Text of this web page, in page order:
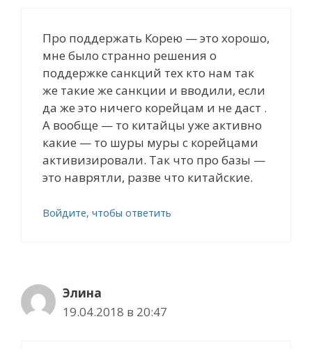
Про поддержать Корею — это хорошо,
мне было странно решения о
поддержке санкций тех кто нам так
же такие же санкции и вводили, если
да же это ничего корейцам и не даст .
А вообще — то китайцы уже активно
какие — то шуры муры с корейцами
активизировали. Так что про базы —
это наврятли, разве что китайские.
Войдите, чтобы ответить
Элина
19.04.2018 в 20:47